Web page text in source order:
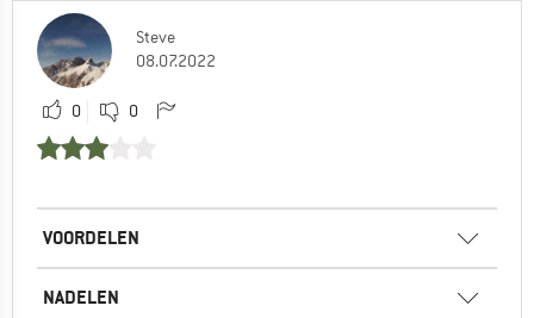
Steve
08.07.2022
0 0
VOORDELEN
NADELEN